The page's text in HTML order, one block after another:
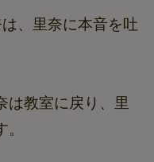
、里奈に本音を吐
は教室に戻り、里